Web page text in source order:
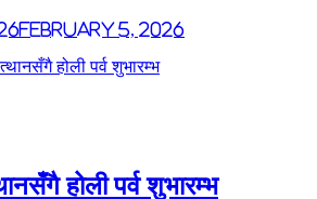
February 5, 2026
होली पर्व शुभारम्भ